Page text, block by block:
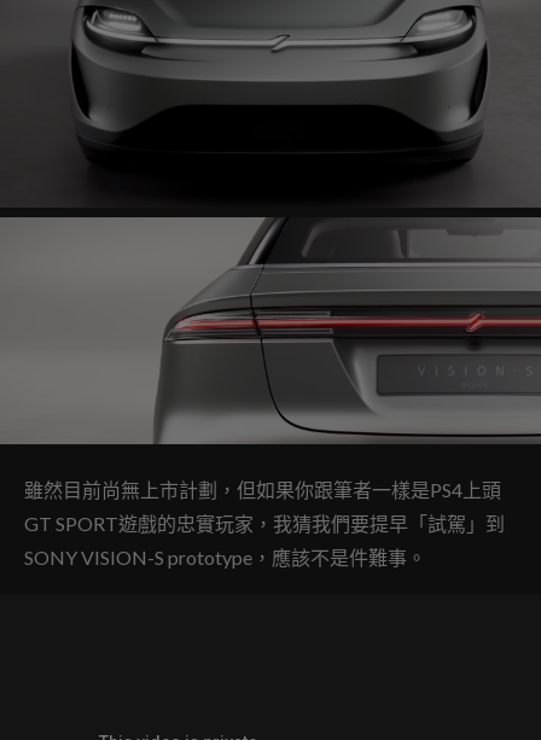
雖然目前尚無上市計劃，但如果你跟筆者一樣是PS4上頭
GT SPORT遊戲的忠實玩家，我猜我們要提早「試駕」到
SONY VISION-S prototype，應該不是件難事。